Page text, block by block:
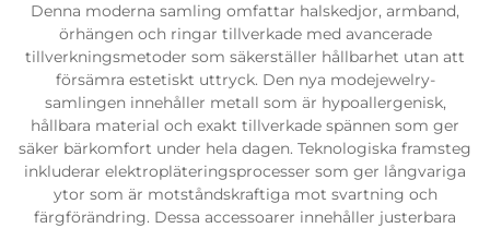
Denna moderna samling omfattar halskedjor, armband,
örhängen och ringar tillverkade med avancerade
tillverkningsmetoder som säkerställer hållbarhet utan att
försämra estetiskt uttryck. Den nya modejewelry-
samlingen innehåller metall som är hypoallergenisk,
hållbara material och exakt tillverkade spännen som ger
säker bärkomfort under hela dagen. Teknologiska framsteg
inkluderar elektropläteringsprocesser som ger långvariga
ytor som är motståndskraftiga mot svartning och
färgförändring. Dessa accessoarer innehåller justerbara